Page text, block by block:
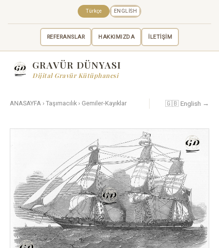
REFERANSLAR HAKKIMIZDA İLETİŞİM
Türkçe ENGLISH
GRAVÜR DÜNYASI
Dijital Gravür Kütüphanesi
ANASAYFA › Taşımacılık › Gemiler-Kayıklar 🇬🇧 English →